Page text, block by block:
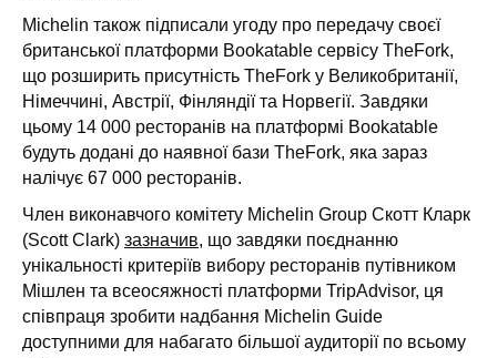
Michelin також підписали угоду про передачу своєї
британської платформи Bookatable сервісу TheFork,
що розширить присутність TheFork у Великобританії,
Німеччині, Австрії, Фінляндії та Норвегії. Завдяки
цьому 14 000 ресторанів на платформі Bookatable
будуть додані до наявної бази TheFork, яка зараз
налічує 67 000 ресторанів.
Член виконавчого комітету Michelin Group Скотт Кларк
(Scott Clark) зазначив, що завдяки поєднанню
унікальності критеріїв вибору ресторанів путівником
Мішлен та всеосяжності платформи TripAdvisor, ця
співпраця зробити надбання Michelin Guide
доступними для набагато більшої аудиторії по всьому